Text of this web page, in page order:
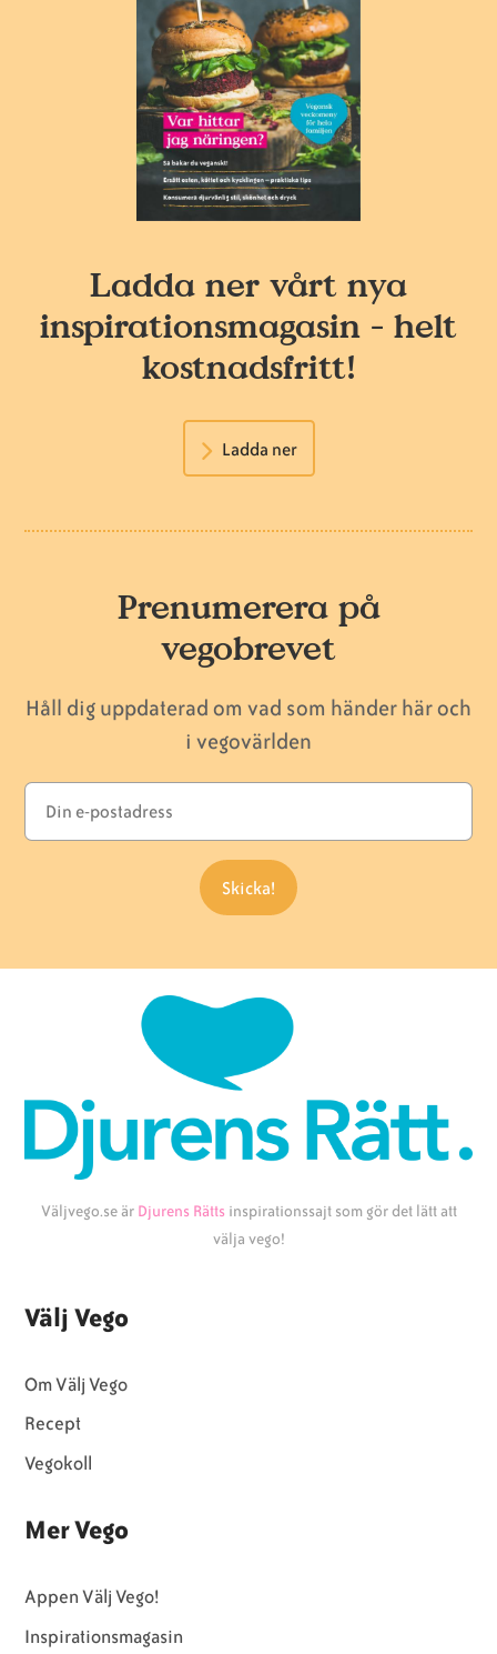
Ladda ner vårt nya
inspirationsmagasin - helt
kostnadsfritt!
Ladda ner
Prenumerera på
vegobrevet
Håll dig uppdaterad om vad som händer här och
i vegovärlden
Väljvego.se är Djurens Rätts inspirationssajt som gör det lätt att
välja vego!
Välj Vego
Om Välj Vego
Recept
Vegokoll
Mer Vego
Appen Välj Vego!
Inspirationsmagasin